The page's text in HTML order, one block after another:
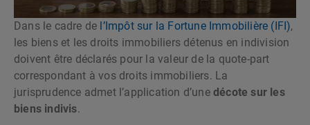
Dans le cadre de l’Impôt sur la Fortune Immobilière (IFI),
les biens et les droits immobiliers détenus en indivision
doivent être déclarés pour la valeur de la quote-part
correspondant à vos droits immobiliers. La
jurisprudence admet l’application d’une décote sur les
biens indivis.